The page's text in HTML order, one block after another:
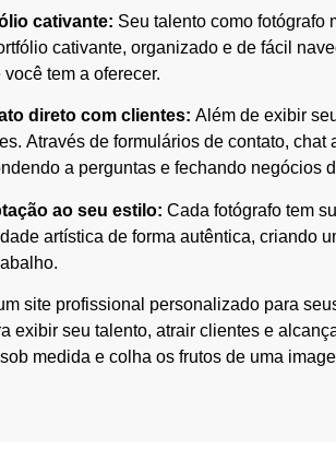
cativante: Seu talento como fotógrafo
cativante, organizado e de fácil
você tem a oferecer.
direto com clientes: Além de exibir
Através de formulários de contato,
a perguntas e fechando negócios
ao seu estilo: Cada fotógrafo tem
artística de forma autêntica, criando
site profissional personalizado para
exibir seu talento, atrair clientes e
medida e colha os frutos de uma